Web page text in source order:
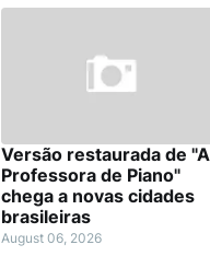
Versão restaurada de "A
Professora de Piano"
chega a novas cidades
brasileiras
August 06, 2026